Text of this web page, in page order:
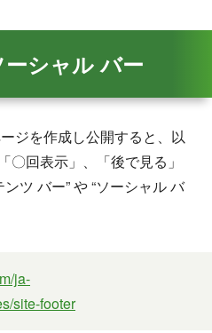
シャル バー
ジを作成し公開すると、以
〇回表示」、「後で見る」
ツ バー” や “ソーシャル バ
ja-
site-footer